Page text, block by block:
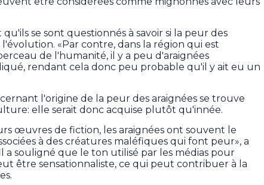
se sont questionnés à savoir si la peur des
«Par contre, dans la région qui est
de l'humanité, il y a peu d'araignées
rendant cela donc peu probable qu'il y ait eu un
l'origine de la peur des araignées se trouve
elle serait donc acquise plutôt qu'innée.
œuvres de fiction, les araignées ont souvent le
à des créatures maléfiques qui font peur», a
a souligné que le ton utilisé par les médias pour
être sensationnaliste, ce qui peut contribuer à la